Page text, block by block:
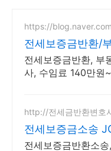
https://
전세보증금반환/
터 부동산전문변
전세보증금반환, 부
사, 수임료 140만원
http://전세금반환변호
전세보증금소송
전세보증금반환소